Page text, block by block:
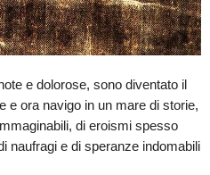
e dolorose, sono diventato il
e ora navigo in un mare di storie,
di eroismi spesso
naufragi e di speranze indomabili